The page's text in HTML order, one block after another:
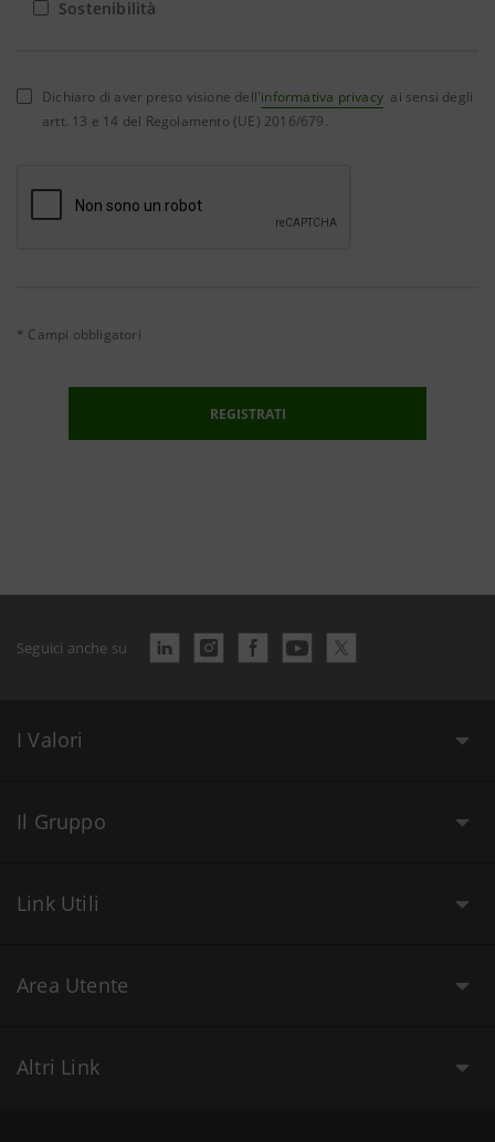
Sostenibilità
Dichiaro di aver preso visione dell'informativa privacy ai sensi degli
artt. 13 e 14 del Regolamento (UE) 2016/679.
* Campi obbligatori
Seguici anche su
I Valori
Il Gruppo
Link Utili
Area Utente
Altri Link